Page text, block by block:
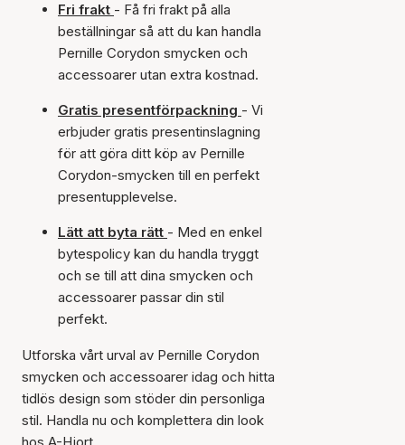
Fri frakt - Få fri frakt på alla
beställningar så att du kan handla
Pernille Corydon smycken och
accessoarer utan extra kostnad.
Gratis presentförpackning - Vi
erbjuder gratis presentinslagning
för att göra ditt köp av Pernille
Corydon-smycken till en perfekt
presentupplevelse.
Lätt att byta rätt - Med en enkel
bytespolicy kan du handla tryggt
och se till att dina smycken och
accessoarer passar din stil
perfekt.
Utforska vårt urval av Pernille Corydon
smycken och accessoarer idag och hitta
tidlös design som stöder din personliga
stil. Handla nu och komplettera din look